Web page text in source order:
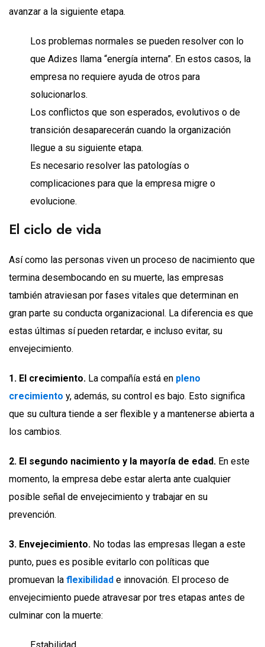
avanzar a la siguiente etapa.
Los problemas normales se pueden resolver con lo
que Adizes llama “energía interna”. En estos casos, la
empresa no requiere ayuda de otros para
solucionarlos.
Los conflictos que son esperados, evolutivos o de
transición desaparecerán cuando la organización
llegue a su siguiente etapa.
Es necesario resolver las patologías o
complicaciones para que la empresa migre o
evolucione.
El ciclo de vida
Así como las personas viven un proceso de nacimiento que
termina desembocando en su muerte, las empresas
también atraviesan por fases vitales que determinan en
gran parte su conducta organizacional. La diferencia es que
estas últimas sí pueden retardar, e incluso evitar, su
envejecimiento.
1. El crecimiento. La compañía está en pleno
crecimiento y, además, su control es bajo. Esto significa
que su cultura tiende a ser flexible y a mantenerse abierta a
los cambios.
2. El segundo nacimiento y la mayoría de edad. En este
momento, la empresa debe estar alerta ante cualquier
posible señal de envejecimiento y trabajar en su
prevención.
3. Envejecimiento. No todas las empresas llegan a este
punto, pues es posible evitarlo con políticas que
promuevan la flexibilidad e innovación. El proceso de
envejecimiento puede atravesar por tres etapas antes de
culminar con la muerte: